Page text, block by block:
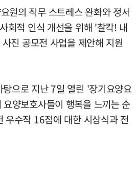
원의 직무 스트레스 완화와 정서
회적 인식 개선을 위해 '찰칵! 내
진 공모전 사업을 제안해 지원
으로 지난 7일 열린 '장기요양요
양보호사들이 행복을 느끼는 순
우수작 16점에 대한 시상식과 전